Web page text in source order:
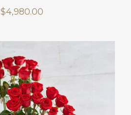
$4,980.00